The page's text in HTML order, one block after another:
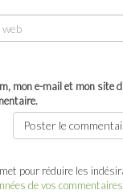
mon e-mail et mon site
pour réduire les
de vos